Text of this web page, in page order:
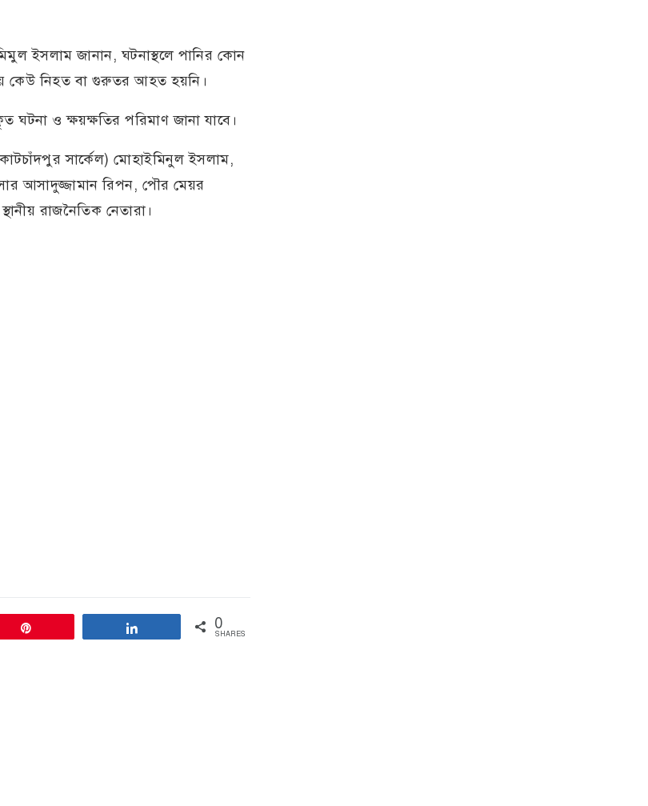
ইসলাম জানান, ঘটনাস্থলে পানির কোন
কেউ নিহত বা গুরুতর আহত হয়নি।
ঘটনা ও ক্ষয়ক্ষতির পরিমাণ জানা যাবে।
সার্কেল) মোহাইমিনুল ইসলাম,
আসাদুজ্জামান রিপন, পৌর মেয়র
রাজনৈতিক নেতারা।
0
SHARES